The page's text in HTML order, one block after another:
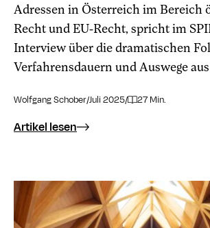
Adressen in Österreich im Bereich
Recht und EU-Recht, spricht im
Interview über die dramatischen
Verfahrensdauern und Auswege
Wolfgang Schober/Juli 2025/ 27 Min.
Artikel lesen